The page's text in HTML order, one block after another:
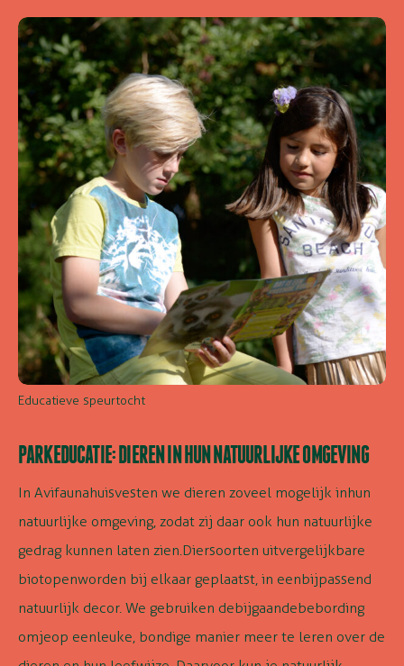
Educatieve speurtocht
PARKEDUCATIE: DIEREN IN HUN NATUURLIJKE OMGEVING
In Avifaunahuisvesten we dieren zoveel mogelijk inhun
natuurlijke omgeving, zodat zij daar ook hun natuurlijke
gedrag kunnen laten zien.Diersoorten uitvergelijkbare
biotopenworden bij elkaar geplaatst, in eenbijpassend
natuurlijk decor. We gebruiken debijgaandebebording
omjeop eenleuke, bondige manier meer te leren over de